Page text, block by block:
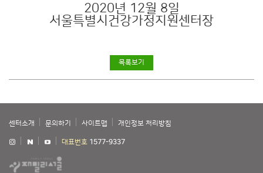
2020년 12월 8일
서울특별시건강가정지원센터장
목록보기
센터소개 문의하기 사이트맵 개인정보 처리방침
대표번호 1577-9337